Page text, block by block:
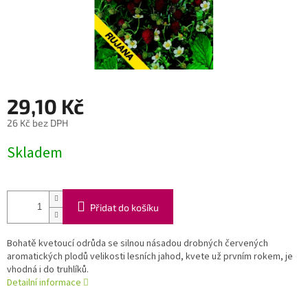
29,10 Kč
26 Kč bez DPH
cena:
Skladem
Přidat do košíku
Bohatě kvetoucí odrůda se silnou násadou drobných červených
aromatických plodů velikosti lesních jahod, kvete už prvním rokem, je
vhodná i do truhlíků.
Detailní informace